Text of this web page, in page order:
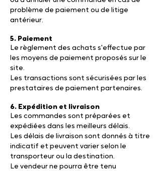
problème de paiement ou de litige
antérieur.
5. Paiement
Le règlement des achats s'effectue par
les moyens de paiement proposés sur le
site.
Les transactions sont sécurisées par les
prestataires de paiement partenaires.
6. Expédition et livraison
Les commandes sont préparées et
expédiées dans les meilleurs délais.
Les délais de livraison sont donnés à titre
indicatif et peuvent varier selon le
transporteur ou la destination.
Le vendeur ne pourra être tenu